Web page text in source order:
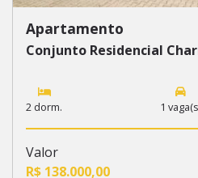
Apartamento
Conjunto Residencial
2 dorm. 1
Valor
R$ 138.000,00